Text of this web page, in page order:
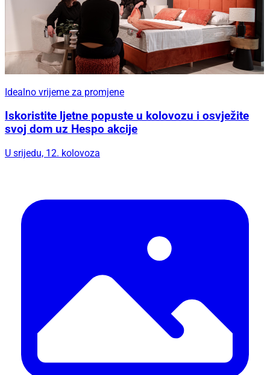
Idealno vrijeme za promjene
Iskoristite ljetne popuste u kolovozu i osvježite
svoj dom uz Hespo akcije
U srijedu, 12. kolovoza